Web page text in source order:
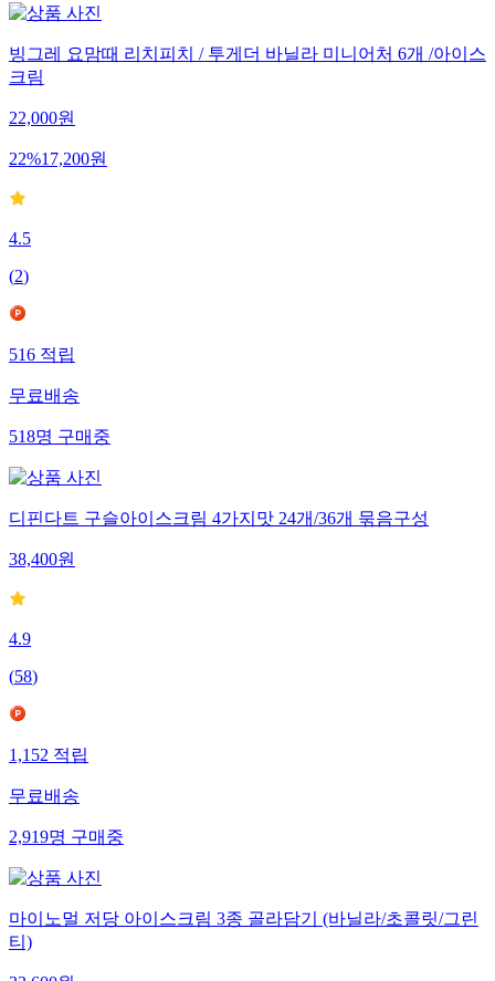
빙그레 요맘때 리치피치 / 투게더 바닐라 미니어처 6개 /아이스
크림
22,000원
22%17,200원
4.5
(2)
516적립
무료배송
518명구매중
디핀다트 구슬아이스크림 4가지맛 24개/36개 묶음구성
38,400원
4.9
(58)
1,152적립
무료배송
2,919명구매중
마이노멀 저당 아이스크림 3종 골라담기 (바닐라/초콜릿/그린
티)